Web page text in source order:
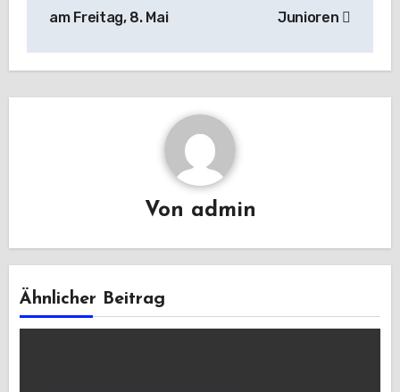
am Freitag, 8. Mai
Junioren
Von admin
Ähnlicher Beitrag